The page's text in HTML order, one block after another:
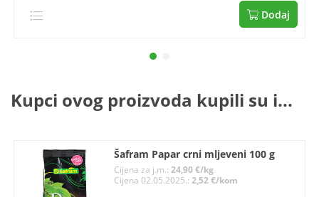
Dodaj
Kupci ovog proizvoda kupili su i...
Šafram Papar crni mljeveni 100 g
Cijena za j.m.:24,90 €/kg
Cijena 02.05.2025.:2,52 €/kom